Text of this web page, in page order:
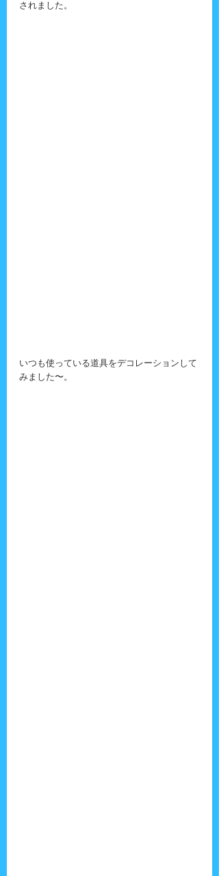
されました。
いつも使っている道具をデコレーションして
みました〜。